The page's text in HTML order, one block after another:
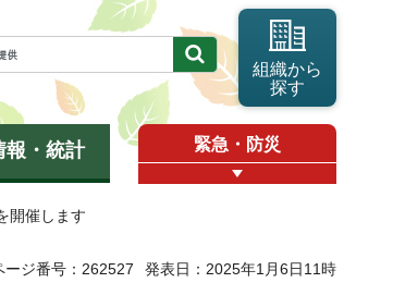
組織から
探す
報・統計 緊急・防災
開催します
ージ番号：262527 発表日：2025年1月6日11時